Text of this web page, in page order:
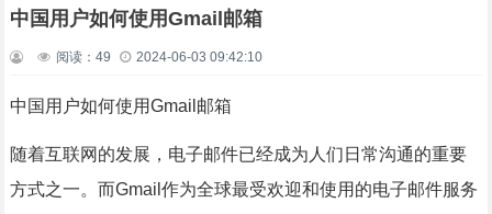
中国用户如何使用Gmail邮箱
阅读： 49 2024-06-03 09:42:10
中国用户如何使用Gmail邮箱
随着互联网的发展，电子邮件已经成为人们日常沟通的重要
方式之一。而Gmail作为全球最受欢迎和使用的电子邮件服务